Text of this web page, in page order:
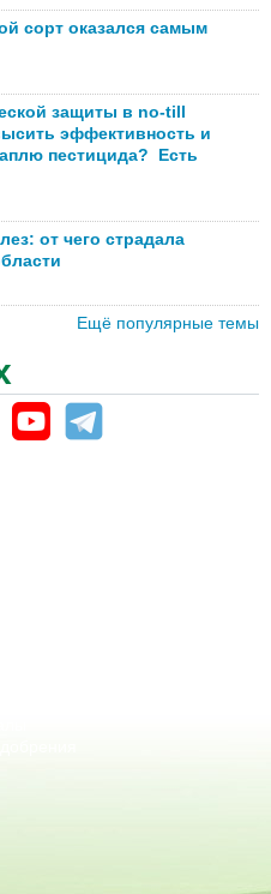
сорт оказался самым
защиты в no-till
эффективность и
пестицида? Есть
от чего страдала
Ещё популярные темы